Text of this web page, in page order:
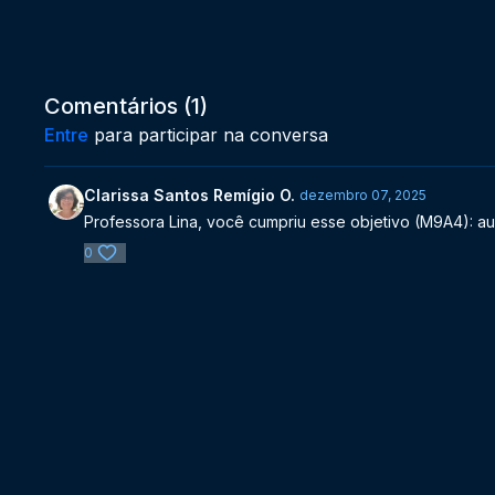
Comentários (1)
Entre para participar na conversa
Clarissa Santos Remígio O. dezembro 07, 2025
Professora Lina, você cumpriu esse objetivo (M9A4):
0